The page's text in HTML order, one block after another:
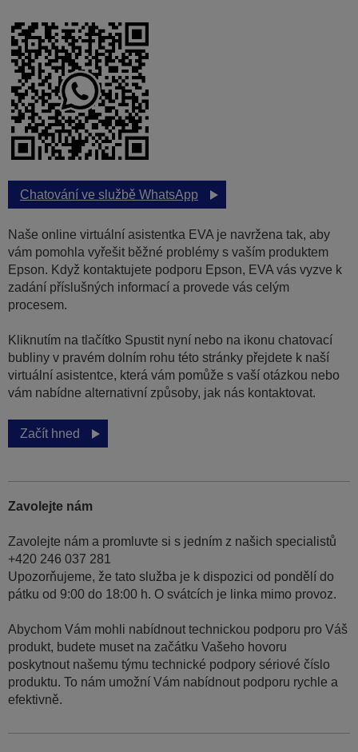
Chatování ve službě WhatsApp
Naše online virtuální asistentka EVA je navržena tak, aby
vám pomohla vyřešit běžné problémy s vaším produktem
Epson. Když kontaktujete podporu Epson, EVA vás vyzve k
zadání příslušných informací a provede vás celým
procesem.
Kliknutím na tlačítko Spustit nyní nebo na ikonu chatovací
bubliny v pravém dolním rohu této stránky přejdete k naší
virtuální asistentce, která vám pomůže s vaší otázkou nebo
vám nabídne alternativní způsoby, jak nás kontaktovat.
Začít hned
Zavolejte nám
Zavolejte nám a promluvte si s jedním z našich specialistů
+420 246 037 281
Upozorňujeme, že tato služba je k dispozici od pondělí do
pátku od 9:00 do 18:00 h. O svátcích je linka mimo provoz.
Abychom Vám mohli nabídnout technickou podporu pro Váš
produkt, budete muset na začátku Vašeho hovoru
poskytnout našemu týmu technické podpory sériové číslo
produktu. To nám umožní Vám nabídnout podporu rychle a
efektivně.